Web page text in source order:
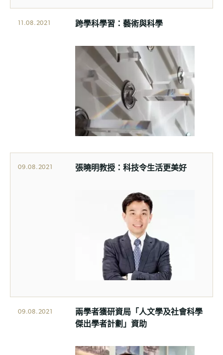
11.08.2021 跨學科學習：藝術與科學
09.08.2021 張曉明教授：科技令生活更美好
09.08.2021
兩學者獲研資局「人文學及社會科學
傑出學者計劃」資助